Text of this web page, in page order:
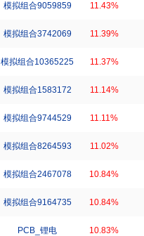
模拟组合9059859 11.43%
模拟组合3742069 11.39%
模拟组合10365225 11.37%
模拟组合1583172 11.14%
模拟组合9744529 11.11%
模拟组合8264593 11.02%
模拟组合2467078 10.84%
模拟组合9164735 10.84%
PCB_锂电 10.83%